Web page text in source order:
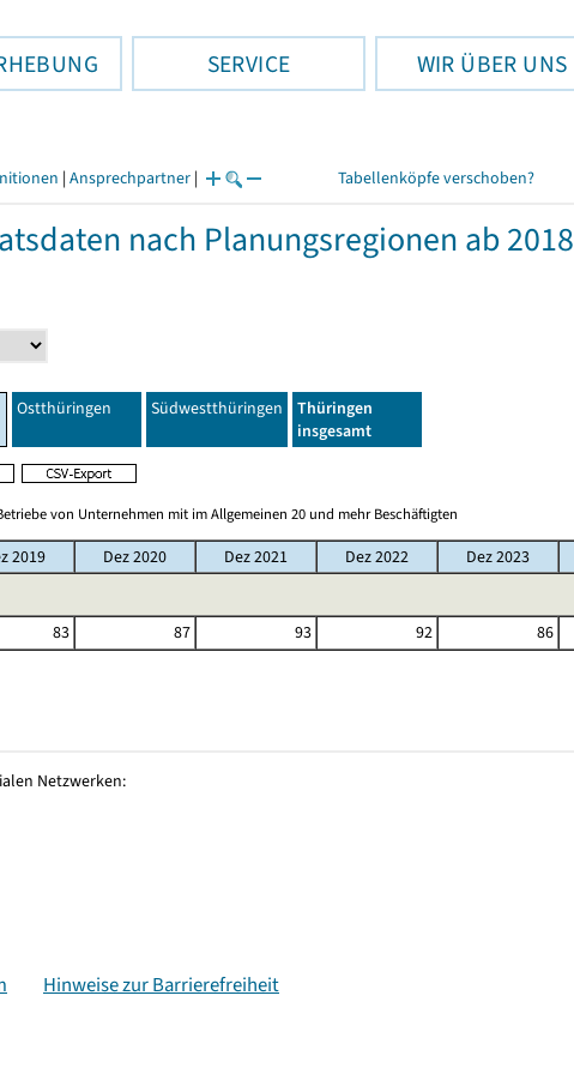
SERVICE WIR ÜBER UNS
| Ansprechpartner | Tabellenköpfe verschoben?
nach Planungsregionen ab 2018
Ostthüringen Südwestthüringen
Thüringen
insgesamt
von Unternehmen mit im Allgemeinen 20 und mehr Beschäftigten
2019 Dez 2020 Dez 2021 Dez 2022 Dez 2023
83 87 93 92 86
Netzwerken:
Hinweise zur Barrierefreiheit